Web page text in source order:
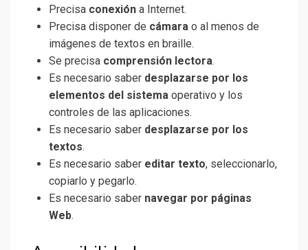
Precisa conexión a Internet.
Precisa disponer de cámara o al menos de
imágenes de textos en braille.
Se precisa comprensión lectora.
Es necesario saber desplazarse por los
elementos del sistema operativo y los
controles de las aplicaciones.
Es necesario saber desplazarse por los
textos.
Es necesario saber editar texto, seleccionarlo,
copiarlo y pegarlo.
Es necesario saber navegar por páginas
Web.